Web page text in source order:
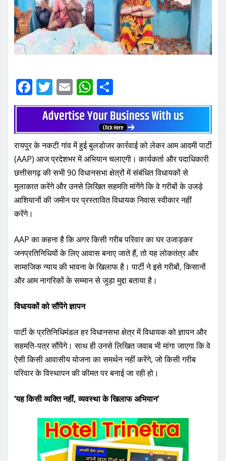
F
a
e
b
o
o
k
T
w
it
te
r
E
m
ai
l
W
h
at
s
A
p
p
h
ar
e
रायपुर के नकटी गांव में हुई बुलडोजर कार्रवाई को लेकर आम आदमी पार्टी
(AAP) आज प्रदेशभर में अभियान चलाएगी। कार्यकर्ता और पदाधिकारी
छत्तीसगढ़ की सभी 90 विधानसभा क्षेत्रों में संबंधित विधायकों से
मुलाकात करेंगे और उनसे लिखित सहमति मांगेंगे कि वे गरीबों के उजड़े
आशियानों की जमीन पर प्रस्तावित विधायक निवास स्वीकार नहीं
करेंगे।
AAP का कहना है कि अगर किसी गरीब परिवार का घर उजाड़कर
जनप्रतिनिधियों के लिए आवास बनाए जाते हैं, तो यह लोकतंत्र और
सामाजिक न्याय की भावना के खिलाफ है। पार्टी ने इसे गरीबों, किसानों
और आम नागरिकों के सम्मान से जुड़ा मुद्दा बताया है।
विधायकों को सौंपेंगे ज्ञापन
पार्टी के प्रतिनिधिमंडल हर विधानसभा क्षेत्र में विधायक को ज्ञापन और
सहमति-पत्र सौंपेंगे। साथ ही उनसे लिखित जवाब भी मांगा जाएगा कि वे
ऐसी किसी आवासीय योजना का समर्थन नहीं करेंगे, जो किसी गरीब
परिवार के विस्थापन की कीमत पर बनाई जा रही हो।
‘यह किसी व्यक्ति नहीं, व्यवस्था के खिलाफ अभियान’